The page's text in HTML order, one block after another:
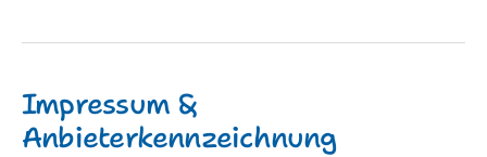
Impressum &
Anbieterkennzeichnung